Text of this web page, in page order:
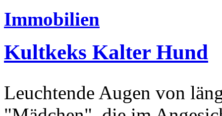
Immobilien
Kultkeks Kalter Hund
Leuchtende Augen von